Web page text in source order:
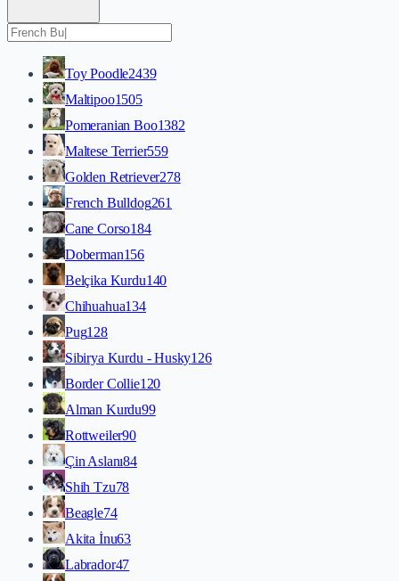
Toy Poodle2439
Maltipoo1505
Pomeranian Boo1382
Maltese Terrier559
Golden Retriever278
French Bulldog261
Cane Corso184
Doberman156
Belçika Kurdu140
Chihuahua134
Pug128
Sibirya Kurdu - Husky126
Border Collie120
Alman Kurdu99
Rottweiler90
Çin Aslanı84
Shih Tzu78
Beagle74
Akita İnu63
Labrador47